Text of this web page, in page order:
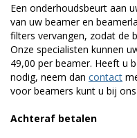
Een onderhoudsbeurt aan
van uw beamer en
filters vervangen, zodat de
Onze specialisten kunnen
49,00 per beamer. Heeft u
nodig, neem dan contact
voor beamers kunt u bij
Achteraf betalen